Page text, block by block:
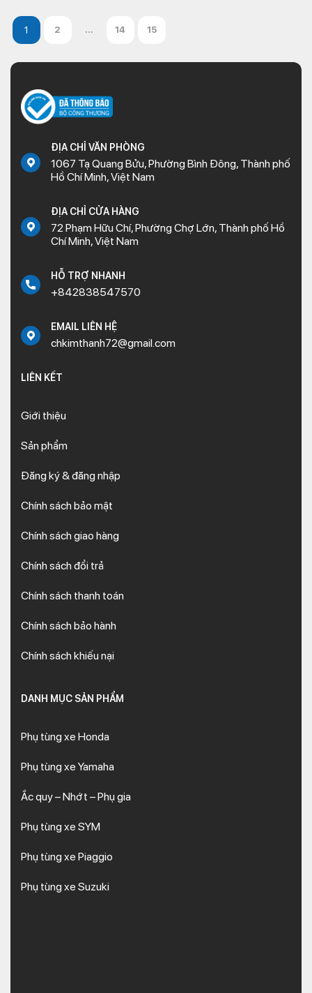
2 ... 14 15
ĐỊA CHỈ VĂN PHÒNG
1067 Tạ Quang Bửu, Phường Bình Đông, Thành phố
Hồ Chí Minh, Việt Nam
ĐỊA CHỈ CỬA HÀNG
72 Phạm Hữu Chí, Phường Chợ Lớn, Thành phố Hồ
Chí Minh, Việt Nam
HỖ TRỢ NHANH
+842838547570
EMAIL LIÊN HỆ
chkimthanh72@gmail.com
LIÊN KẾT
Giới thiệu
Sản phẩm
Đăng ký & đăng nhập
Chính sách bảo mật
Chính sách giao hàng
Chính sách đổi trả
Chính sách thanh toán
Chính sách bảo hành
Chính sách khiếu nại
DANH MỤC SẢN PHẨM
Phụ tùng xe Honda
Phụ tùng xe Yamaha
Ắc quy – Nhớt – Phụ gia
Phụ tùng xe SYM
Phụ tùng xe Piaggio
Phụ tùng xe Suzuki